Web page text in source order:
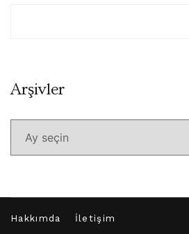
ArşivlerArşivler
Hakkımda İletişim